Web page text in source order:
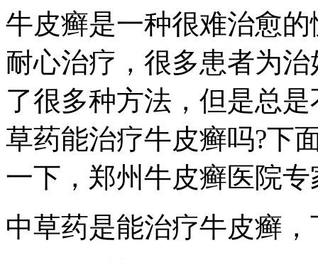
牛皮癣是一种很难治愈
耐心治疗，很多患者为
了很多种方法，但是总
草药能治疗牛皮癣吗?下
一下，郑州牛皮癣医院
中草药是能治疗牛皮癣